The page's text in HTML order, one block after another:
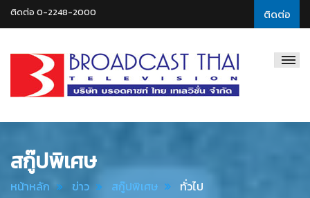
ติดต่อ
ติดต่อ 0-2248-2000
Thai
สกู๊ปพิเศษ
หน้าหลัก ข่าว สกู๊ปพิเศษ ทั่วไป